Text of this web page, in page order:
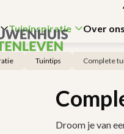
Tuininspiratie Over ons
Tuintips Complete
Droom je van